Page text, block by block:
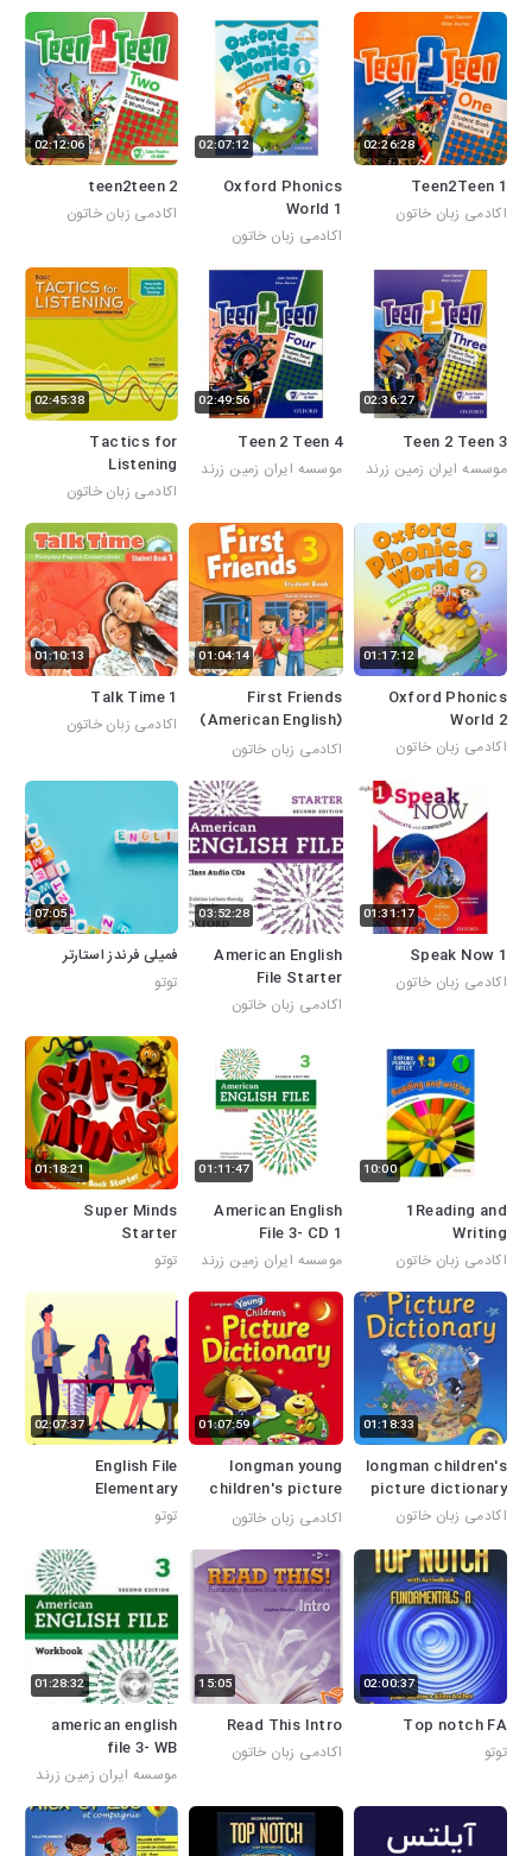
02:26:28
Teen2Teen 1
اکادمی زبان خاتون
02:07:12
Oxford Phonics
World 1
اکادمی زبان خاتون
02:12:06
teen2teen 2
اکادمی زبان خاتون
02:36:27
Teen 2 Teen 3
موسسه ایران زمین زرند
02:49:56
Teen 2 Teen 4
موسسه ایران زمین زرند
02:45:38
Tactics for
Listening
اکادمی زبان خاتون
01:17:12
Oxford Phonics
World 2
اکادمی زبان خاتون
01:04:14
First Friends
(American English)
Level 3
اکادمی زبان خاتون
01:10:13
Talk Time 1
اکادمی زبان خاتون
01:31:17
Speak Now 1
اکادمی زبان خاتون
03:52:28
American English
File Starter
اکادمی زبان خاتون
07:05
فمیلی فرندز استارتر
توتو
10:00
1Reading and
Writing
اکادمی زبان خاتون
01:11:47
American English
File 3- CD 1
موسسه ایران زمین زرند
01:18:21
Super Minds
Starter
توتو
01:18:33
longman children's
picture dictionary
اکادمی زبان خاتون
01:07:59
longman young
children's picture
dictionary
اکادمی زبان خاتون
02:07:37
English File
Elementary
توتو
02:00:37
Top notch FA
توتو
15:05
Read This Intro
اکادمی زبان خاتون
01:28:32
american english
file 3- WB
موسسه ایران زمین زرند